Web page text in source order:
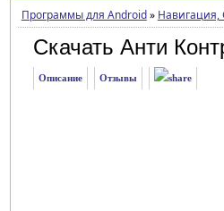
Программы для Android» Навигация,
Скачать Анти
Описание Отзывы